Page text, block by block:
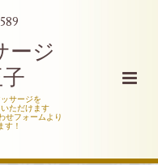
ージ
サージを
ただけます
せフォームより
す！